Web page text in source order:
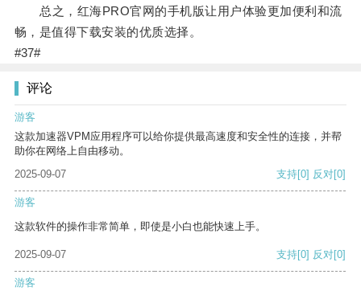
总之，红海PRO官网的手机版让用户体验更加便利和流
畅，是值得下载安装的优质选择。
#37#
评论
游客
这款加速器VPM应用程序可以给你提供最高速度和安全性的连接，并帮
助你在网络上自由移动。
2025-09-07
支持[0] 反对[0]
游客
这款软件的操作非常简单，即使是小白也能快速上手。
2025-09-07 支持[0] 反对[0]
游客